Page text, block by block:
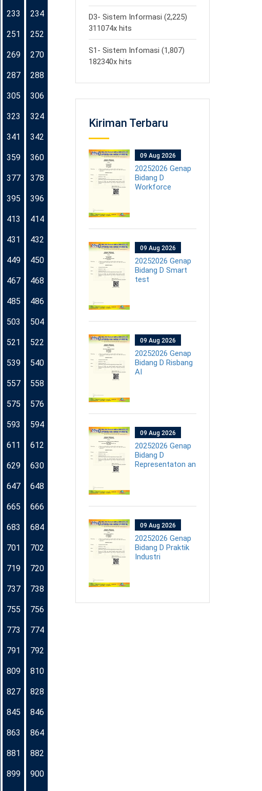
233 234
251 252
269 270
287 288
305 306
323 324
341 342
359 360
377 378
395 396
413 414
431 432
449 450
467 468
485 486
503 504
521 522
539 540
557 558
575 576
593 594
611 612
629 630
647 648
665 666
683 684
701 702
719 720
737 738
755 756
773 774
791 792
809 810
827 828
845 846
863 864
881 882
899 900
D3- Sistem Informasi (2,225)
311074x hits
S1- Sistem Infomasi (1,807)
182340x hits
Kiriman Terbaru
09 Aug 2026
20252026 Genap
Bidang D
Workforce
09 Aug 2026
20252026 Genap
Bidang D Smart
test
09 Aug 2026
20252026 Genap
Bidang D Risbang
AI
09 Aug 2026
20252026 Genap
Bidang D
Representaton an
09 Aug 2026
20252026 Genap
Bidang D Praktik
Industri